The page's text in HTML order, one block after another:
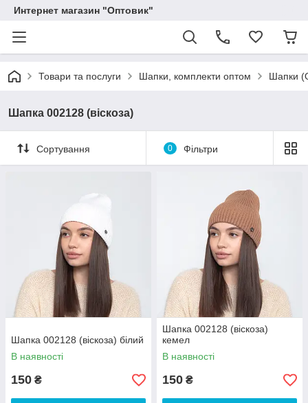
Интернет магазин "Оптовик"
Товари та послуги Шапки, комплекти оптом Шапки
Шапка 002128 (віскоза)
Сортування 0 Фільтри
Шапка 002128 (віскоза) білий
В наявності
150 ₴
Шапка 002128 (віскоза)
кемел
В наявності
150 ₴